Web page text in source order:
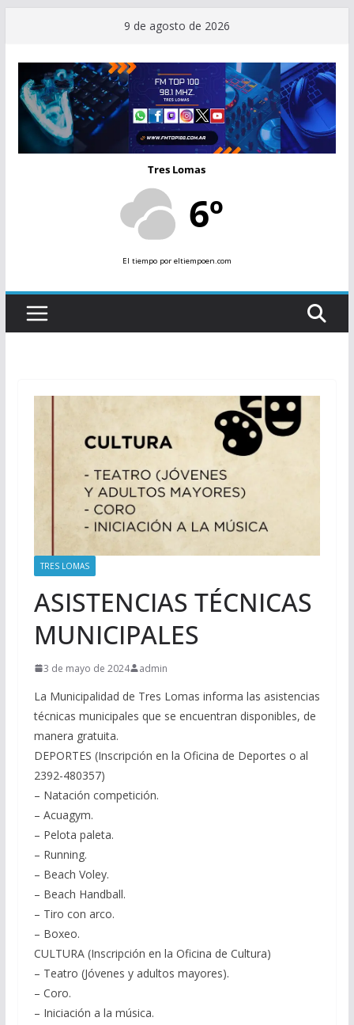
contenido
9 de agosto de 2026
Tres Lomas
6º
El tiempopor eltiempoen.com
TRES LOMAS
ASISTENCIAS TÉCNICAS
MUNICIPALES
3 de mayo de 2024 admin
La Municipalidad de Tres Lomas informa las asistencias
técnicas municipales que se encuentran disponibles, de
manera gratuita.
DEPORTES (Inscripción en la Oficina de Deportes o al
2392-480357)
– Natación competición.
– Acuagym.
– Pelota paleta.
– Running.
– Beach Voley.
– Beach Handball.
– Tiro con arco.
– Boxeo.
CULTURA (Inscripción en la Oficina de Cultura)
– Teatro (Jóvenes y adultos mayores).
– Coro.
– Iniciación a la música.